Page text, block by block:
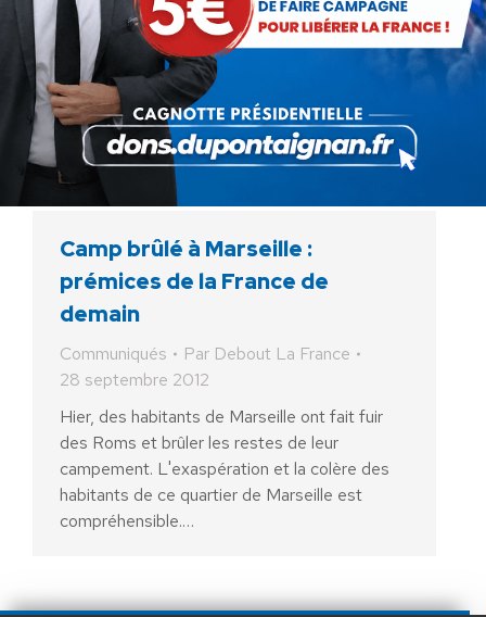
Actualités ParDebout La France
28 septembre 2012
"Les socialistes vont faire pire que Sarkozy"
Retrouvez l'interview de Nicolas Dupont-
Aignan dans le Journal du Dimanche en
cliquant ici
Camp brûlé à Marseille :
prémices de la France de
demain
Communiqués Par Debout La France
28 septembre 2012
Hier, des habitants de Marseille ont fait fuir
des Roms et brûler les restes de leur
campement. L'exaspération et la colère des
habitants de ce quartier de Marseille est
compréhensible.…
LIBÉRER LA FRANCE